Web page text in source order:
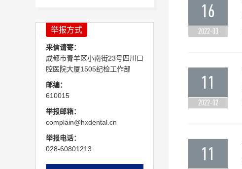
举报方式
来信请寄：
成都市青羊区小南街23号四川口
腔医院大厦1505纪检工作部
邮编：
610015
举报邮箱：
complain@hxdental.cn
举报电话：
028-60801213
16
2022-03
11
2022-02
11